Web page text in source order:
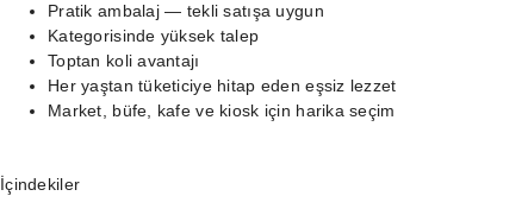
Pratik ambalaj — tekli satışa uygun
Kategorisinde yüksek talep
Toptan koli avantajı
Her yaştan tüketiciye hitap eden eşsiz lezzet
Market, büfe, kafe ve kiosk için harika seçim
İçindekiler